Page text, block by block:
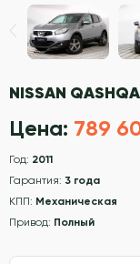
NISSAN
Цена: 789
Год: 2011
Гарантия: 3 года
КПП: Механическая
Привод: Полный